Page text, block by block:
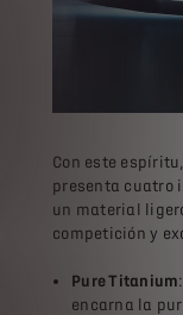
Con este
presenta cuatro
un material
competición y
Pure Titanium
encarna la